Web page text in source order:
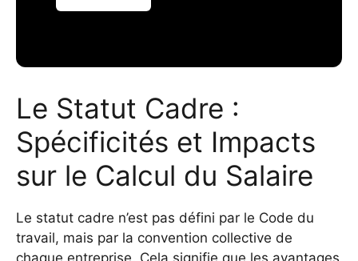
Le Statut Cadre :
Spécificités et Impacts
sur le Calcul du Salaire
Le statut cadre n’est pas défini par le Code du
travail, mais par la convention collective de
chaque entreprise. Cela signifie que les avantages